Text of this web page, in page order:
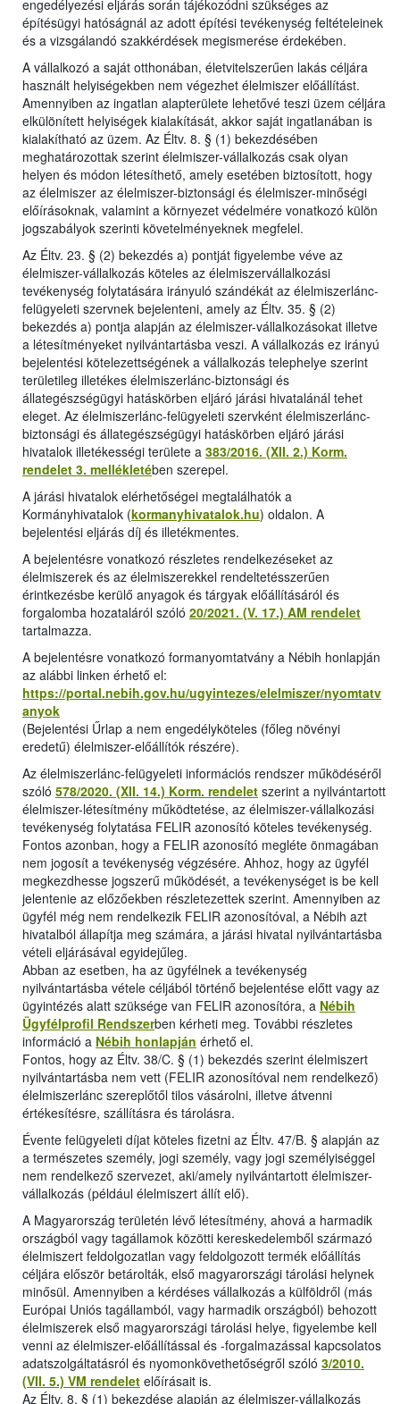
engedélyezési eljárás során tájékozódni szükséges az
építésügyi hatóságnál az adott építési tevékenység feltételeinek
és a vizsgálandó szakkérdések megismerése érdekében.
A vállalkozó a saját otthonában, életvitelszerűen lakás céljára
használt helyiségekben nem végezhet élelmiszer előállítást.
Amennyiben az ingatlan alapterülete lehetővé teszi üzem céljára
elkülönített helyiségek kialakítását, akkor saját ingatlanában is
kialakítható az üzem. Az Éltv. 8. § (1) bekezdésében
meghatározottak szerint élelmiszer-vállalkozás csak olyan
helyen és módon létesíthető, amely esetében biztosított, hogy
az élelmiszer az élelmiszer-biztonsági és élelmiszer-minőségi
előírásoknak, valamint a környezet védelmére vonatkozó külön
jogszabályok szerinti követelményeknek megfelel.
Az Éltv. 23. § (2) bekezdés a) pontját figyelembe véve az
élelmiszer-vállalkozás köteles az élelmiszervállalkozási
tevékenység folytatására irányuló szándékát az élelmiszerlánc-
felügyeleti szervnek bejelenteni, amely az Éltv. 35. § (2)
bekezdés a) pontja alapján az élelmiszer-vállalkozásokat illetve
a létesítményeket nyilvántartásba veszi. A vállalkozás ez irányú
bejelentési kötelezettségének a vállalkozás telephelye szerint
területileg illetékes élelmiszerlánc-biztonsági és
állategészségügyi hatáskörben eljáró járási hivatalánál tehet
eleget. Az élelmiszerlánc-felügyeleti szervként élelmiszerlánc-
biztonsági és állategészségügyi hatáskörben eljáró járási
hivatalok illetékességi területe a 383/2016. (XII. 2.) Korm.
rendelet 3. mellékletében szerepel.
A járási hivatalok elérhetőségei megtalálhatók a
Kormányhivatalok (kormanyhivatalok.hu) oldalon. A
bejelentési eljárás díj és illetékmentes.
A bejelentésre vonatkozó részletes rendelkezéseket az
élelmiszerek és az élelmiszerekkel rendeltetésszerűen
érintkezésbe kerülő anyagok és tárgyak előállításáról és
forgalomba hozataláról szóló 20/2021. (V. 17.) AM rendelet
tartalmazza.
A bejelentésre vonatkozó formanyomtatvány a Nébih honlapján
az alábbi linken érhető el:
https://portal.nebih.gov.hu/ugyintezes/elelmiszer/nyomtatv
anyok
(Bejelentési Űrlap a nem engedélyköteles (főleg növényi
eredetű) élelmiszer-előállítók részére).
Az élelmiszerlánc-felügyeleti információs rendszer működéséről
szóló 578/2020. (XII. 14.) Korm. rendelet szerint a nyilvántartott
élelmiszer-létesítmény működtetése, az élelmiszer-vállalkozási
tevékenység folytatása FELIR azonosító köteles tevékenység.
Fontos azonban, hogy a FELIR azonosító megléte önmagában
nem jogosít a tevékenység végzésére. Ahhoz, hogy az ügyfél
megkezdhesse jogszerű működését, a tevékenységet is be kell
jelentenie az előzőekben részletezettek szerint. Amennyiben az
ügyfél még nem rendelkezik FELIR azonosítóval, a Nébih azt
hivatalból állapítja meg számára, a járási hivatal nyilvántartásba
vételi eljárásával egyidejűleg.
Abban az esetben, ha az ügyfélnek a tevékenység
nyilvántartásba vétele céljából történő bejelentése előtt vagy az
ügyintézés alatt szüksége van FELIR azonosítóra, a Nébih
Ügyfélprofil Rendszerben kérheti meg. További részletes
információ a Nébih honlapján érhető el.
Fontos, hogy az Éltv. 38/C. § (1) bekezdés szerint élelmiszert
nyilvántartásba nem vett (FELIR azonosítóval nem rendelkező)
élelmiszerlánc szereplőtől tilos vásárolni, illetve átvenni
értékesítésre, szállításra és tárolásra.
Évente felügyeleti díjat köteles fizetni az Éltv. 47/B. § alapján az
a természetes személy, jogi személy, vagy jogi személyiséggel
nem rendelkező szervezet, aki/amely nyilvántartott élelmiszer-
vállalkozás (például élelmiszert állít elő).
A Magyarország területén lévő létesítmény, ahová a harmadik
országból vagy tagállamok közötti kereskedelemből származó
élelmiszert feldolgozatlan vagy feldolgozott termék előállítás
céljára először betárolták, első magyarországi tárolási helynek
minősül. Amennyiben a kérdéses vállalkozás a külföldről (más
Európai Uniós tagállamból, vagy harmadik országból) behozott
élelmiszerek első magyarországi tárolási helye, figyelembe kell
venni az élelmiszer-előállítással és -forgalmazással kapcsolatos
adatszolgáltatásról és nyomonkövethetőségről szóló 3/2010.
(VII. 5.) VM rendelet előírásait is.
Az Éltv. 8. § (1) bekezdése alapján az élelmiszer-vállalkozás